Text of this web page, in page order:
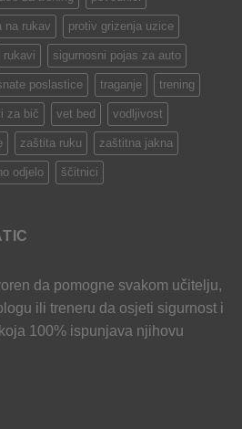
na rukav protiv grizenja uzice
rukavi sigurnosni pojas za auto
poslastice traganje trening
za bič vet bed vodljivost
zaštita ruku zaštitna jakna
odjelo ščitnici
da pomogne svakom učitelju,
ili treneru da osjeti sigurnost i
100% ispunjava njihovu